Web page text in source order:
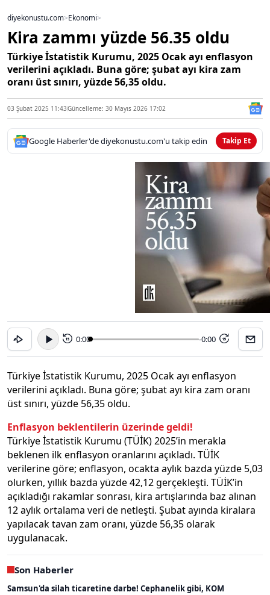
diyekonustu.com>Ekonomi>
Kira zammı yüzde 56.35 oldu
Türkiye İstatistik Kurumu, 2025 Ocak ayı enflasyon
verilerini açıkladı. Buna göre; şubat ayı kira zam
oranı üst sınırı, yüzde 56,35 oldu.
03 Şubat 2025 11:43Güncelleme: 30 Mayıs 2026 17:02
Google Haberler'de diyekonustu.com'u takip edin Takip Et
15 0:00 -0:00 15
Türkiye İstatistik Kurumu, 2025 Ocak ayı enflasyon
verilerini açıkladı. Buna göre; şubat ayı kira zam oranı
üst sınırı, yüzde 56,35 oldu.
Enflasyon beklentilerin üzerinde geldi!
Türkiye İstatistik Kurumu (TÜİK) 2025’in merakla
beklenen ilk enflasyon oranlarını açıkladı. TÜİK
verilerine göre; enflasyon, ocakta aylık bazda yüzde 5,03
olurken, yıllık bazda yüzde 42,12 gerçekleşti. TÜİK’in
açıkladığı rakamlar sonrası, kira artışlarında baz alınan
12 aylık ortalama veri de netleşti. Şubat ayında kiralara
yapılacak tavan zam oranı, yüzde 56,35 olarak
uygulanacak.
Son Haberler
Samsun'da silah ticaretine darbe! Cephanelik gibi, KOM